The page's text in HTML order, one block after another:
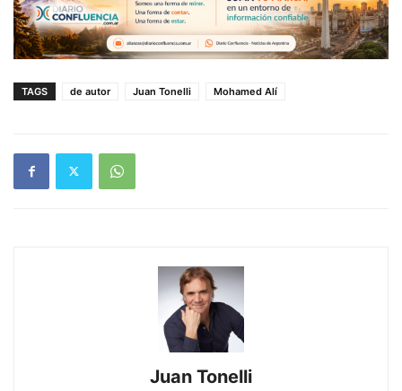
TAGS de autor Juan Tonelli Mohamed Alí
Juan Tonelli